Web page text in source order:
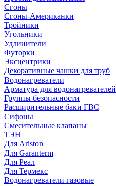
Сгоны
Сгоны-Американки
Тройники
Угольники
Удлинители
Футорки
Эксцентрики
Декоративные чашки для труб
Водонагреватели
Арматура для водонагревателей
Группы безопасности
Расширительные баки ГВС
Сифоны
Смесительные клапаны
ТЭН
Для Ariston
Для Garanterm
Для Реал
Для Термекс
Водонагреватели газовые